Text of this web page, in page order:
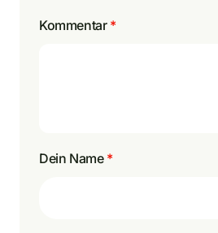
Kommentar *
Dein Name *